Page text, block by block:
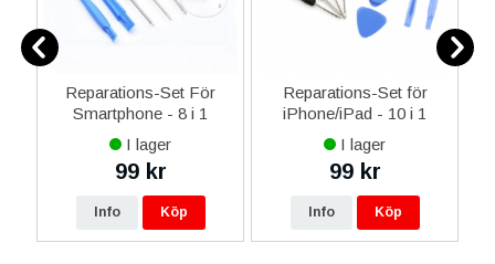
Reparations-Set För
Smartphone - 8 i 1
I lager
99 kr
Info Köp
Reparations-Set för
iPhone/iPad - 10 i 1
I lager
99 kr
Info Köp